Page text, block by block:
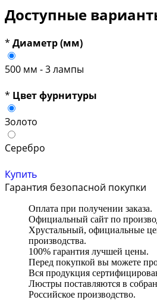
Доступные
* Диаметр (мм)
500 мм - 3 лампы
* Цвет фурнитуры
Золото
Серебро
Купить
Гарантия безопасной покупки
Оплата при получении заказа.
Официальный сайт по
Хрустальный, официальные
производства.
100% гарантия лучшей цены.
Перед покупкой вы можете
Вся продукция
Люстры поставляются в
Российское производство.